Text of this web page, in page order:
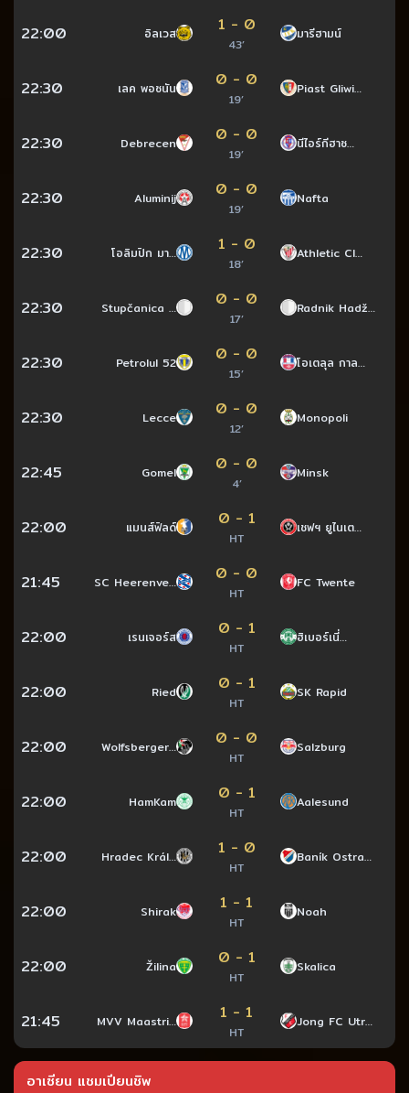
22:00 อิลเวส 1 - 0
43’
มารีฮามน์
22:30 เลค พอซนัน 0 - 0
19’
Piast Gliwi…
22:30 Debrecen 0 - 0
19’
นีไอร์กีฮาซ…
22:30 Aluminij 0 - 0
19’
Nafta
22:30 โอลิมปิก มา… 1 - 0
18’
Athletic Cl…
22:30 Stupčanica … 0 - 0
17’
Radnik Hadž…
22:30 Petrolul 52 0 - 0
15’
โอเตลุล กาล…
22:30 Lecce 0 - 0
12’
Monopoli
22:45 Gomel 0 - 0
4’
Minsk
22:00 แมนส์ฟิลด์ 0 - 1
HT
เชฟฯ ยูไนเต…
21:45 SC Heerenve… 0 - 0
HT
FC Twente
22:00 เรนเจอร์ส 0 - 1
HT
ฮิเบอร์เนี่…
22:00 Ried 0 - 1
HT
SK Rapid
22:00 Wolfsberger… 0 - 0
HT
Salzburg
22:00 HamKam 0 - 1
HT
Aalesund
22:00 Hradec Král… 1 - 0
HT
Baník Ostra…
22:00 Shirak 1 - 1
HT
Noah
22:00 Žilina 0 - 1
HT
Skalica
21:45 MVV Maastri… 1 - 1
HT
Jong FC Utr…
อาเซียน แชมเปียนชิพ